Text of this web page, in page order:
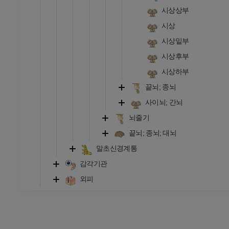
시상상부
시상
시상밑부
시상후부
시상하부
끝뇌; 종뇌
사이뇌; 간뇌
뇌줄기
끝뇌; 종뇌; 대뇌
말초신경계통
감각기관
외피